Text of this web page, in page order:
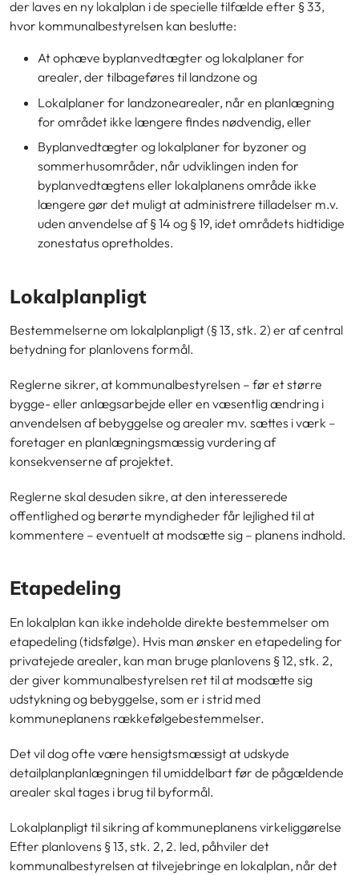
der laves en ny lokalplan i de specielle tilfælde efter § 33,
hvor kommunalbestyrelsen kan beslutte:
At ophæve byplanvedtægter og lokalplaner for
arealer, der tilbageføres til landzone og
Lokalplaner for landzonearealer, når en planlægning
for området ikke længere findes nødvendig, eller
Byplanvedtægter og lokalplaner for byzoner og
sommerhusområder, når udviklingen inden for
byplanvedtægtens eller lokalplanens område ikke
længere gør det muligt at administrere tilladelser m.v.
uden anvendelse af § 14 og § 19, idet områdets hidtidige
zonestatus opretholdes.
Lokalplanpligt
Bestemmelserne om lokalplanpligt (§ 13, stk. 2) er af central
betydning for planlovens formål.
Reglerne sikrer, at kommunalbestyrelsen – før et større
bygge- eller anlægsarbejde eller en væsentlig ændring i
anvendelsen af bebyggelse og arealer mv. sættes i værk –
foretager en planlægningsmæssig vurdering af
konsekvenserne af projektet.
Reglerne skal desuden sikre, at den interesserede
offentlighed og berørte myndigheder får lejlighed til at
kommentere – eventuelt at modsætte sig – planens indhold.
Etapedeling
En lokalplan kan ikke indeholde direkte bestemmelser om
etapedeling (tidsfølge). Hvis man ønsker en etapedeling for
privatejede arealer, kan man bruge planlovens § 12, stk. 2,
der giver kommunalbestyrelsen ret til at modsætte sig
udstykning og bebyggelse, som er i strid med
kommuneplanens rækkefølgebestemmelser.
Det vil dog ofte være hensigtsmæssigt at udskyde
detailplanplanlægningen til umiddelbart før de pågældende
arealer skal tages i brug til byformål.
Lokalplanpligt til sikring af kommuneplanens virkeliggørelse
Efter planlovens § 13, stk. 2, 2. led, påhviler det
kommunalbestyrelsen at tilvejebringe en lokalplan, når det